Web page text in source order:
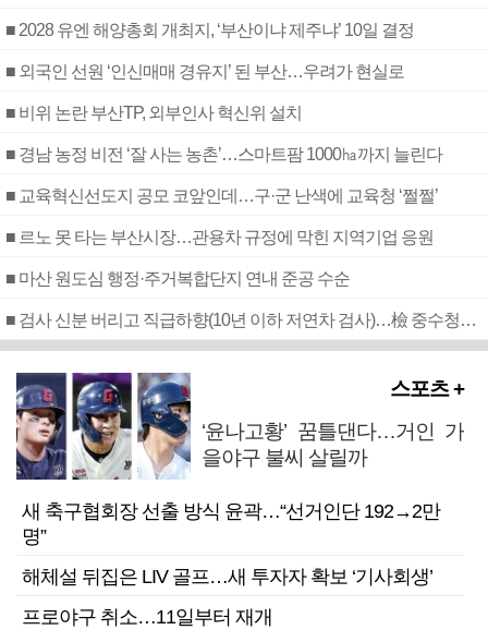
■ 2028 유엔 해양총회 개최지, ‘부산이냐 제주냐’ 10일 결정
■ 외국인 선원 ‘인신매매 경유지’ 된 부산…우려가 현실로
■ 비위 논란 부산TP, 외부인사 혁신위 설치
■ 경남 농정 비전 ‘잘 사는 농촌’…스마트팜 1000㏊까지 늘린다
■ 교육혁신선도지 공모 코앞인데…구·군 난색에 교육청 ‘쩔쩔’
■ 르노 못 타는 부산시장…관용차 규정에 막힌 지역기업 응원
■ 마산 원도심 행정·주거복합단지 연내 준공 수순
■ 검사 신분 버리고 직급하향(10년 이하 저연차 검사)…檢 중수청행 기피
스포츠 +
‘윤나고황’ 꿈틀댄다…거인 가
을야구 불씨 살릴까
새 축구협회장 선출 방식 윤곽…“선거인단 192→2만
명”
해체설 뒤집은 LIV 골프…새 투자자 확보 ‘기사회생’
프로야구 취소…11일부터 재개